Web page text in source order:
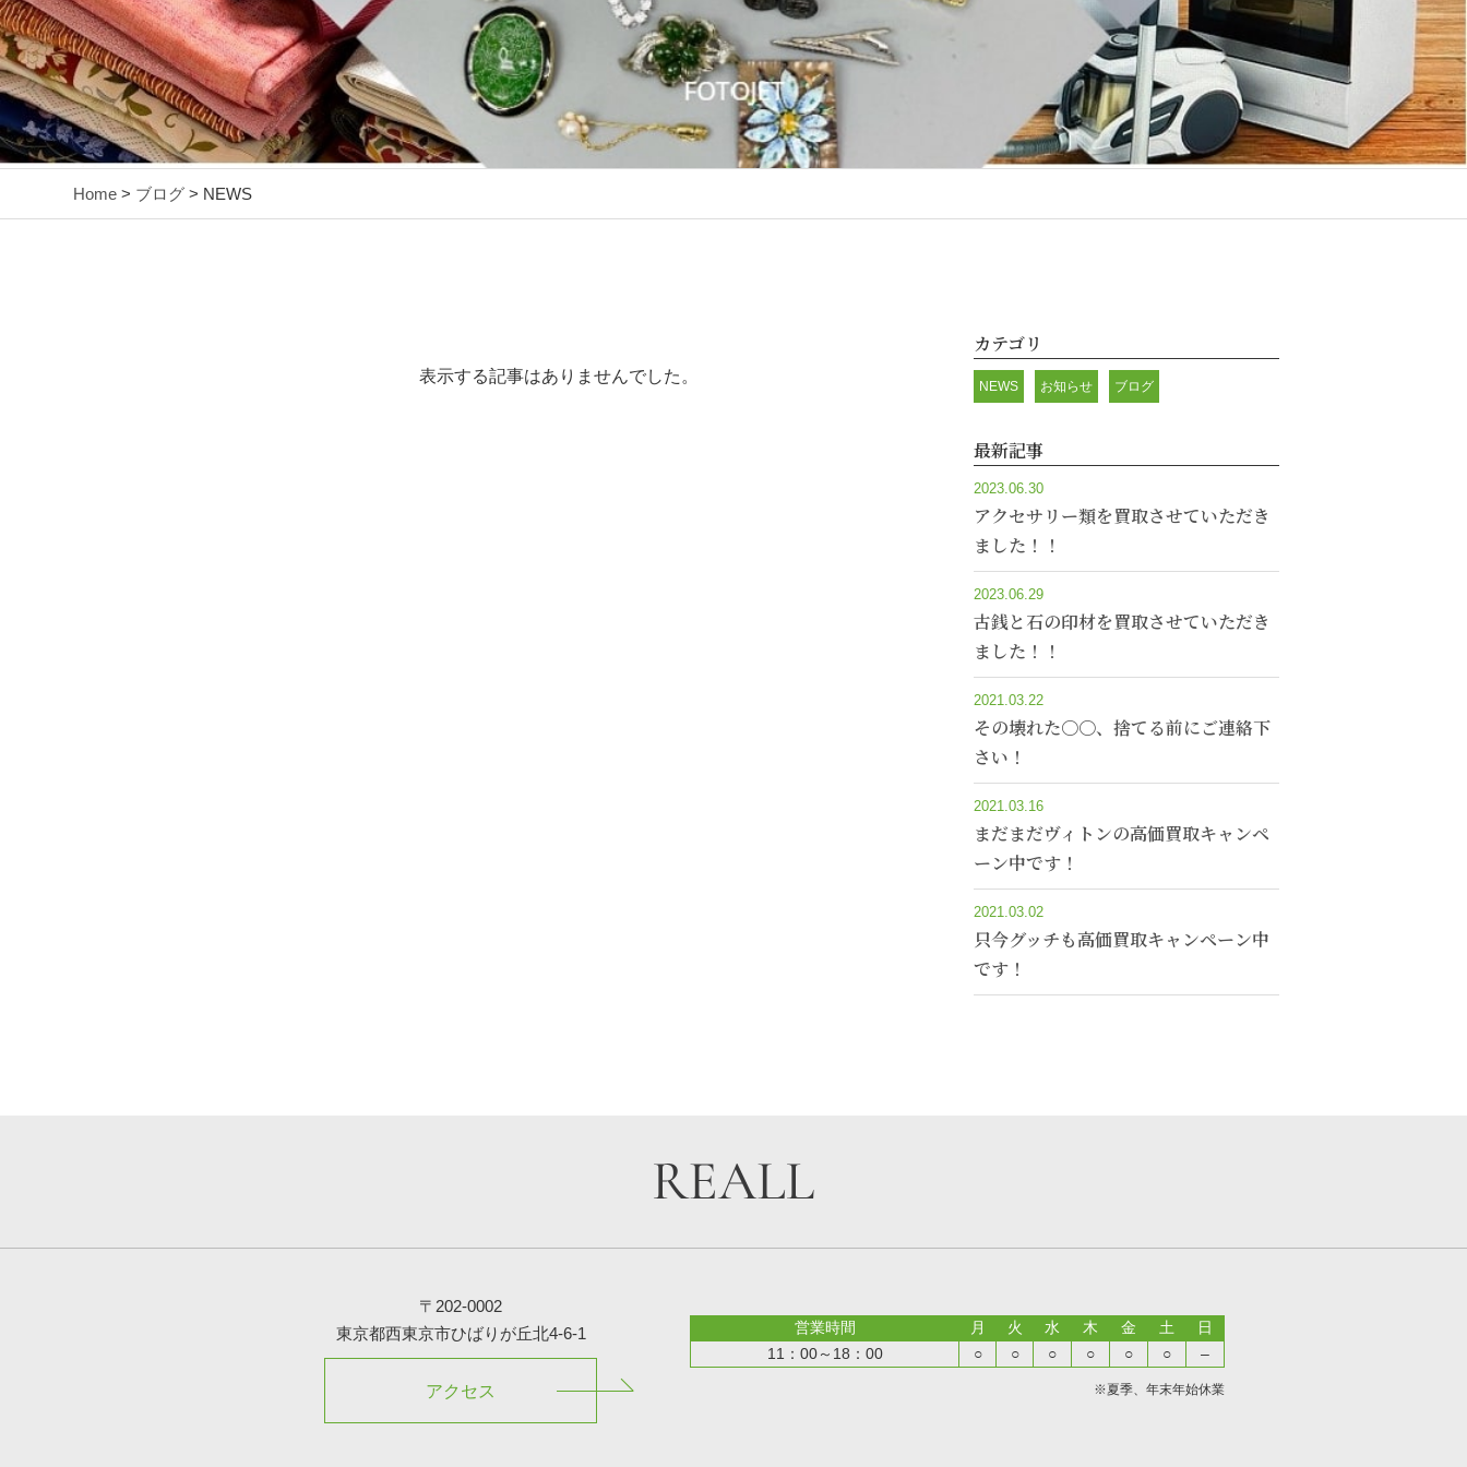
Home > ブログ > NEWS
表示する記事はありませんでした。
カテゴリ
NEWS お知らせ ブログ
最新記事
2023.06.30
アクセサリー類を買取させていただき
ました！！
2023.06.29
古銭と石の印材を買取させていただき
ました！！
2021.03.22
その壊れた〇〇、捨てる前にご連絡下
さい！
2021.03.16
まだまだヴィトンの高価買取キャンペ
ーン中です！
2021.03.02
只今グッチも高価買取キャンペーン中
です！
〒202-0002
東京都西東京市ひばりが丘北4-6-1
アクセス
営業時間 月 火 水 木 金 土
日
11：00～18：00
○ ○ ○ ○ ○ ○ –
※夏季、年末年始休業